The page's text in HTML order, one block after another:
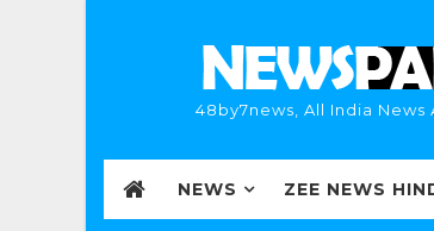
48by7news, All India News
NEWS ZEE NEWS